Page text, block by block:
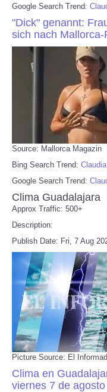
Google Search Trend:
"Dick" genannt:
sich nach
Source: Mallorca Magazin
Bing Search Trend:
Google Search Trend:
Clima Guadalajara
Approx Traffic: 500+
Description:
Publish Date: Fri, 7 Aug
Picture Source: El
Clima en
viernes 7 de